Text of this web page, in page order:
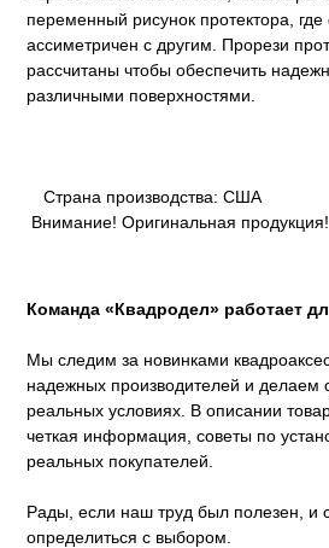
переменный рисунок протектора,
ассиметричен с другим. Прорези
рассчитаны чтобы обеспечить
различными поверхностями.
Страна производства: CША
Внимание! Оригинальная продукция!
Команда «Квадродел» работает
Мы следим за новинками
надежных производителей и делаем
реальных условиях. В описании
четкая информация, советы по
реальных покупателей.
Рады, если наш труд был полезен, и
определиться с выбором.